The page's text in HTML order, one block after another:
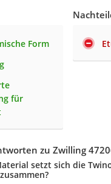
Form
für
zu Zwilling
setzt sich die